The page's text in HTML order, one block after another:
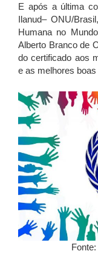
E após a última
Ilanud– ONU/
Humana no
Alberto Branco de
do certificado aos
e as melhores